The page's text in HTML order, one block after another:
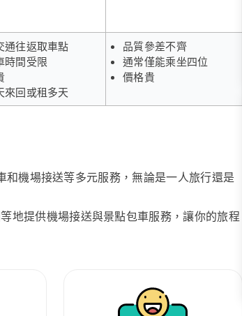
通往返取車點
時間受限
來回或租多天
品質參差不齊
通常僅能乘坐四位
價格貴
機場接送等多元服務，無論是一人旅行還是
地提供機場接送與景點包車服務，讓你的旅程